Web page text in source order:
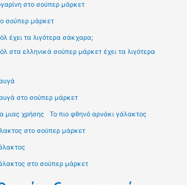
στο σούπερ μάρκετ
σούπερ μάρκετ
έχει τα λιγότερα σάκχαρα;
στα ελληνικά σούπερ μάρκετ έχει τα λιγότερα
στο σούπερ μάρκετ
μιας χρήσης Το πιο φθηνό αρνάκι γάλακτος
στο σούπερ μάρκετ
στο σούπερ μάρκετ